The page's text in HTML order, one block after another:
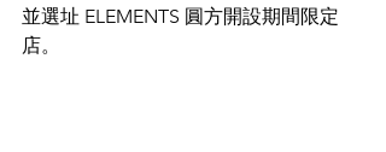
並選址 ELEMENTS 圓方開設期間限定
店。